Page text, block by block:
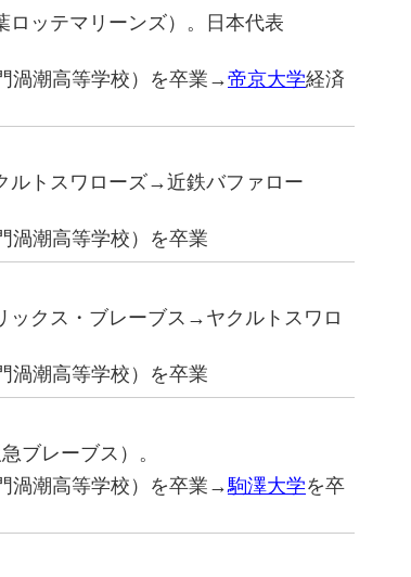
ロッテマリーンズ）。日本代表
渦潮高等学校）を卒業→帝京大学経済
ルトスワローズ→近鉄バファロー
渦潮高等学校）を卒業
ックス・ブレーブス→ヤクルトスワロ
渦潮高等学校）を卒業
ブレーブス）。
渦潮高等学校）を卒業→駒澤大学を卒